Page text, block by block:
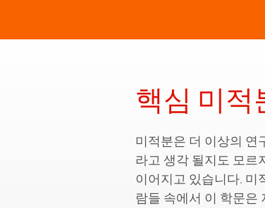
핵심 미적
미적분은 더 이상의 연
라고 생각 될지도 모르
이어지고 있습니다. 미
람들 속에서 이 학문은